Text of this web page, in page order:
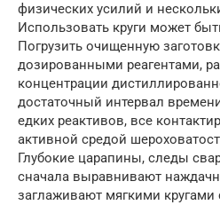
физических усилий и
Использовать круги может
Погрузить очищенную
дозированными реагентами,
концентрации
достаточный интервал
едких реактивов, все
активной средой
Глубокие царапины, следы
сначала выравнивают
заглаживают мягкими кругами